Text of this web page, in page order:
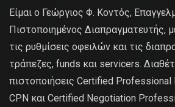
Είμαι ο Γεώργιος Φ. Κοντός,
Πιστοποιημένος Διαπραγματευτής,
τις ρυθμίσεις οφειλών και τις
τράπεζες, funds και servicers.
πιστοποιήσεις Certified
CPN και Certified Negotiation